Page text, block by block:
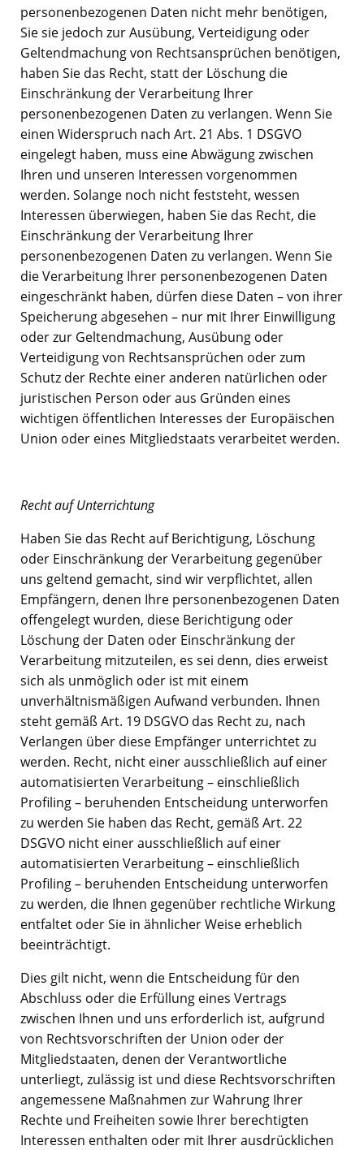
personenbezogenen Daten nicht mehr benötigen,
Sie sie jedoch zur Ausübung, Verteidigung oder
Geltendmachung von Rechtsansprüchen benötigen,
haben Sie das Recht, statt der Löschung die
Einschränkung der Verarbeitung Ihrer
personenbezogenen Daten zu verlangen. Wenn Sie
einen Widerspruch nach Art. 21 Abs. 1 DSGVO
eingelegt haben, muss eine Abwägung zwischen
Ihren und unseren Interessen vorgenommen
werden. Solange noch nicht feststeht, wessen
Interessen überwiegen, haben Sie das Recht, die
Einschränkung der Verarbeitung Ihrer
personenbezogenen Daten zu verlangen. Wenn Sie
die Verarbeitung Ihrer personenbezogenen Daten
eingeschränkt haben, dürfen diese Daten – von ihrer
Speicherung abgesehen – nur mit Ihrer Einwilligung
oder zur Geltendmachung, Ausübung oder
Verteidigung von Rechtsansprüchen oder zum
Schutz der Rechte einer anderen natürlichen oder
juristischen Person oder aus Gründen eines
wichtigen öffentlichen Interesses der Europäischen
Union oder eines Mitgliedstaats verarbeitet werden.
Recht auf Unterrichtung
Haben Sie das Recht auf Berichtigung, Löschung
oder Einschränkung der Verarbeitung gegenüber
uns geltend gemacht, sind wir verpflichtet, allen
Empfängern, denen Ihre personenbezogenen Daten
offengelegt wurden, diese Berichtigung oder
Löschung der Daten oder Einschränkung der
Verarbeitung mitzuteilen, es sei denn, dies erweist
sich als unmöglich oder ist mit einem
unverhältnismäßigen Aufwand verbunden. Ihnen
steht gemäß Art. 19 DSGVO das Recht zu, nach
Verlangen über diese Empfänger unterrichtet zu
werden. Recht, nicht einer ausschließlich auf einer
automatisierten Verarbeitung – einschließlich
Profiling – beruhenden Entscheidung unterworfen
zu werden Sie haben das Recht, gemäß Art. 22
DSGVO nicht einer ausschließlich auf einer
automatisierten Verarbeitung – einschließlich
Profiling – beruhenden Entscheidung unterworfen
zu werden, die Ihnen gegenüber rechtliche Wirkung
entfaltet oder Sie in ähnlicher Weise erheblich
beeinträchtigt.
Dies gilt nicht, wenn die Entscheidung für den
Abschluss oder die Erfüllung eines Vertrags
zwischen Ihnen und uns erforderlich ist, aufgrund
von Rechtsvorschriften der Union oder der
Mitgliedstaaten, denen der Verantwortliche
unterliegt, zulässig ist und diese Rechtsvorschriften
angemessene Maßnahmen zur Wahrung Ihrer
Rechte und Freiheiten sowie Ihrer berechtigten
Interessen enthalten oder mit Ihrer ausdrücklichen